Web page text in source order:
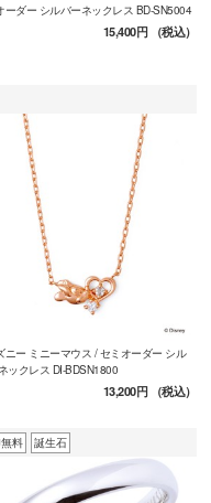
ーダー シルバーネックレス BD-SN5004
15,400円（税込）
ニー ミニーマウス / セミオーダー シル
ックレス DI-BDSN1800
13,200円（税込）
料 誕生石